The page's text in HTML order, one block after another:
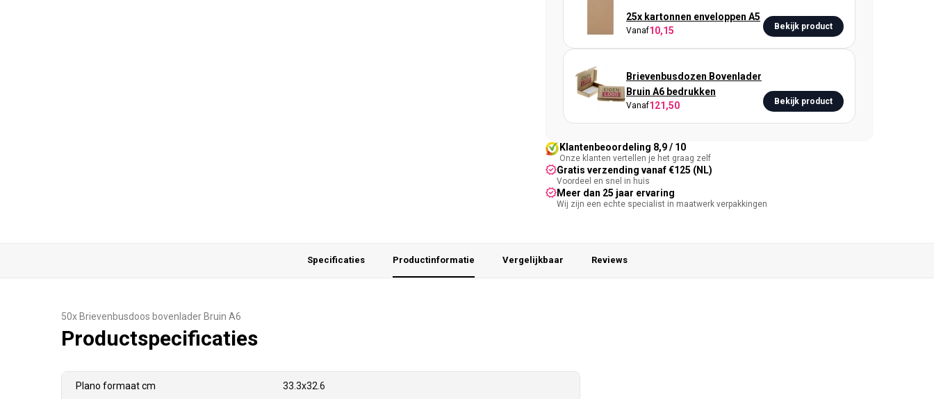
25x kartonnen enveloppen A5
Vanaf10,15 Bekijk product
Brievenbusdozen Bovenlader
Bruin A6 bedrukken
Vanaf121,50 Bekijk product
Klantenbeoordeling 8,9 / 10
Onze klanten vertellen je het graag zelf
Gratis verzending vanaf €125 (NL)
Voordeel en snel in huis
Meer dan 25 jaar ervaring
Wij zijn een echte specialist in maatwerk verpakkingen
Specificaties Productinformatie Vergelijkbaar Reviews
50x Brievenbusdoos bovenlader Bruin A6
Productspecificaties
Plano formaat cm 33.3x32.6